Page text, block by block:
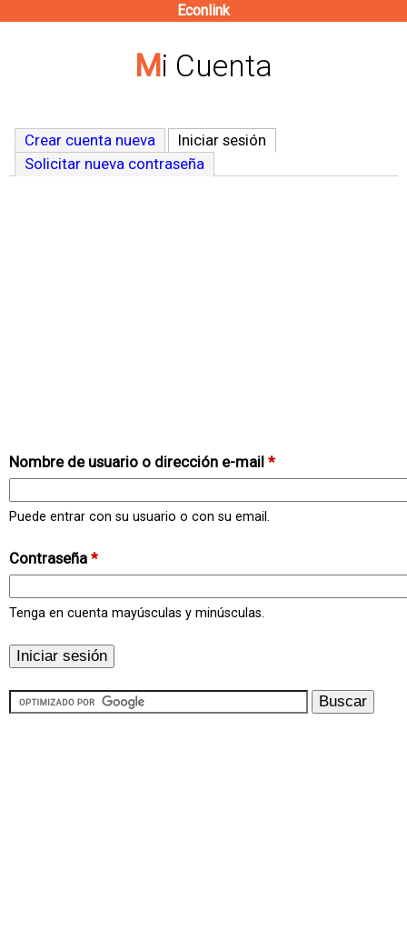
contenido
Econlink
Mi Cuenta
Crear cuenta nueva Iniciar sesión
Solicitar nueva contraseña
Nombre de usuario o dirección e-mail *
Puede entrar con su usuario o con su email.
Contraseña *
Tenga en cuenta mayúsculas y minúsculas.